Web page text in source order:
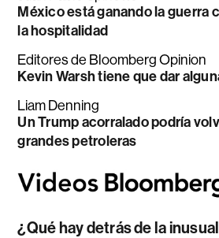
México está ganando la guerra
la hospitalidad
Editores de Bloomberg Opinion
Kevin Warsh tiene que dar
Liam Denning
Un Trump acorralado podría
grandes petroleras
¿Qué hay detrás de la inusual